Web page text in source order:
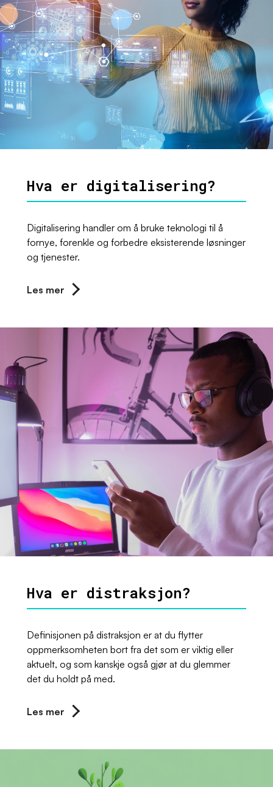
Hva er digitalisering?
Digitalisering handler om å bruke teknologi til å
fornye, forenkle og forbedre eksisterende løsninger
og tjenester.
Les mer
Hva er distraksjon?
Definisjonen på distraksjon er at du flytter
oppmerksomheten bort fra det som er viktig eller
aktuelt, og som kanskje også gjør at du glemmer
det du holdt på med.
Les mer